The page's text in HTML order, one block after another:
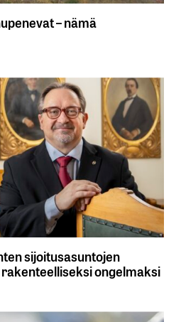
– nämä
sijoitusasuntojen
ongelmaksi